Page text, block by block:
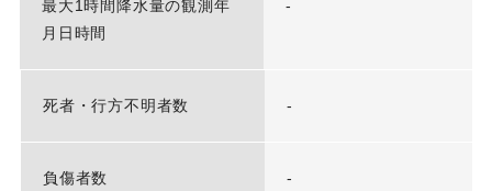
最大1時間降水量の観測年
月日時間
-
死者・行方不明者数 -
負傷者数 -